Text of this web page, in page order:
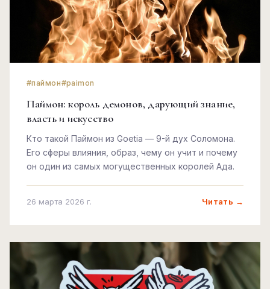
#паймон#paimon
Паймон: король демонов, дарующий знание,
власть и искусство
Кто такой Паймон из Goetia — 9-й дух Соломона.
Его сферы влияния, образ, чему он учит и почему
он один из самых могущественных королей Ада.
26 марта 2026 г. Читать →